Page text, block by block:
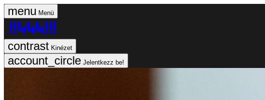
Menü
Kinézet
Jelentkezz be!